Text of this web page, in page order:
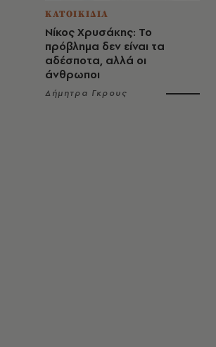
ΚΑΤΟΙΚΙΔΙΑ
Νίκος Χρυσάκης: Το
πρόβλημα δεν είναι τα
αδέσποτα, αλλά οι
άνθρωποι
Δήμητρα Γκρους